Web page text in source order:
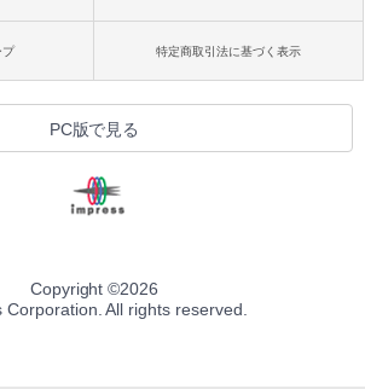
プ 特定商取引法に基づく表示
PC版で見る
Copyright ©2026
Corporation. All rights reserved.